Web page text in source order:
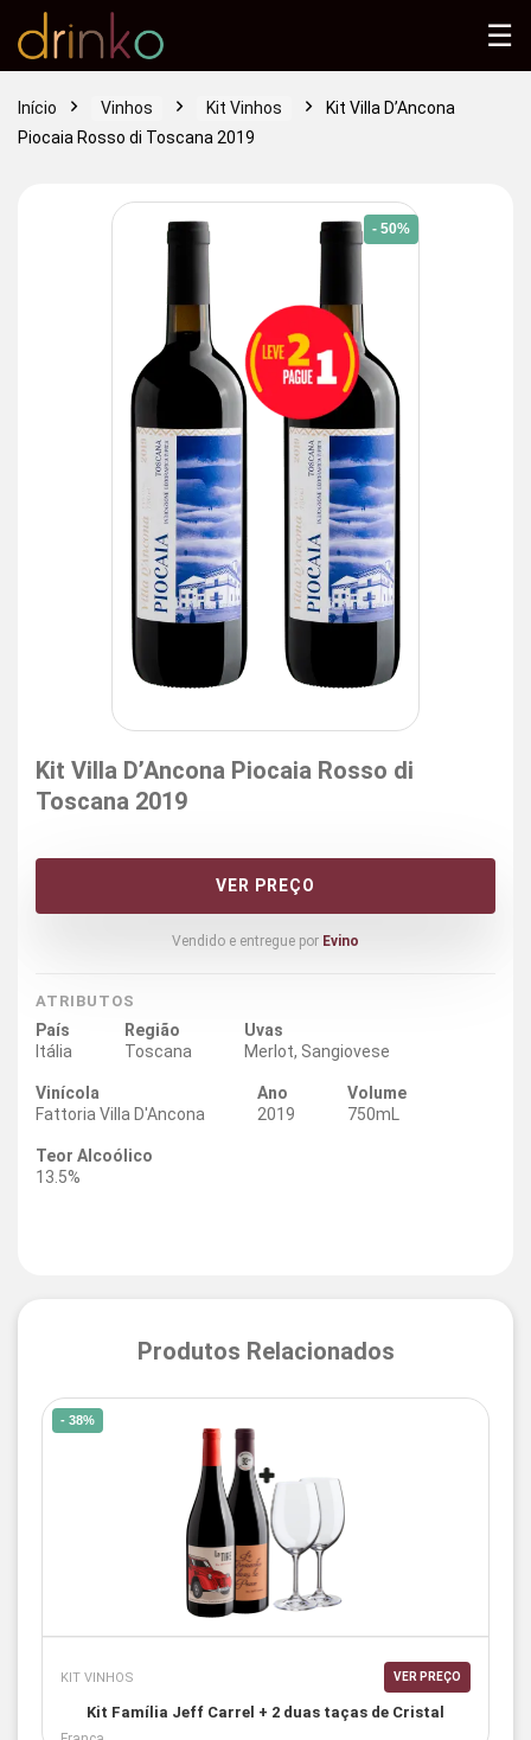
Início Vinhos Kit Vinhos
Kit Villa D’Ancona
Piocaia Rosso di Toscana 2019
- 50%
Kit Villa D’Ancona Piocaia Rosso di
Toscana 2019
VER PREÇO
Vendido e entregue por Evino
ATRIBUTOS
País
Itália
Região
Toscana
Uvas
Merlot, Sangiovese
Vinícola
Fattoria Villa D'Ancona
Ano
2019
Volume
750mL
Teor Alcoólico
13.5%
Produtos Relacionados
- 38%
KIT VINHOS VER PREÇO
Kit Família Jeff Carrel + 2 duas taças de Cristal
☰